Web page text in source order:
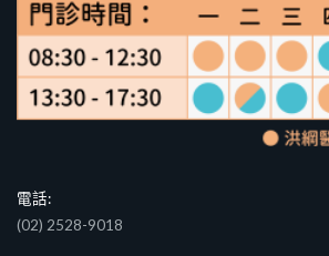
電話:
(02) 2528-9018